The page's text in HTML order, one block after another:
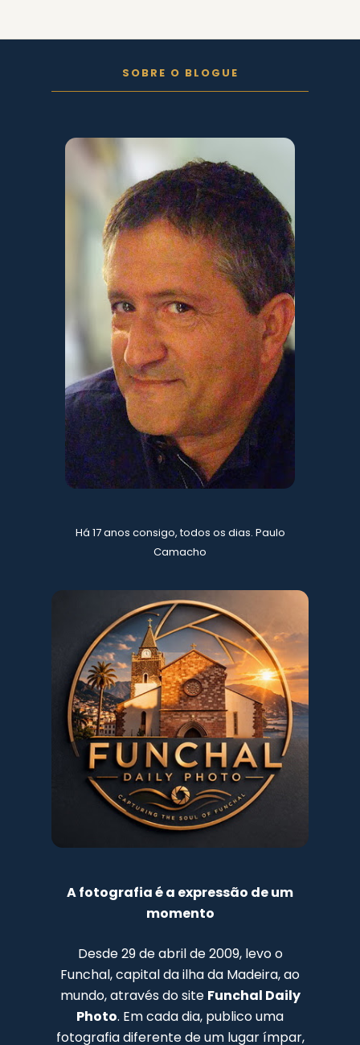
FOLLOW ON INSTAGRAM SOBRE O BLOGUE
Há 17 anos consigo, todos os dias. Paulo
Camacho
A fotografia é a expressão de um
momento
Desde 29 de abril de 2009, levo o
Funchal, capital da ilha da Madeira, ao
mundo, através do site Funchal Daily
Photo. Em cada dia, publico uma
fotografia diferente de um lugar ímpar,